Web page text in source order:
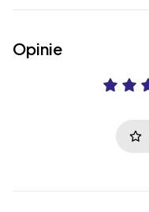
Opinie